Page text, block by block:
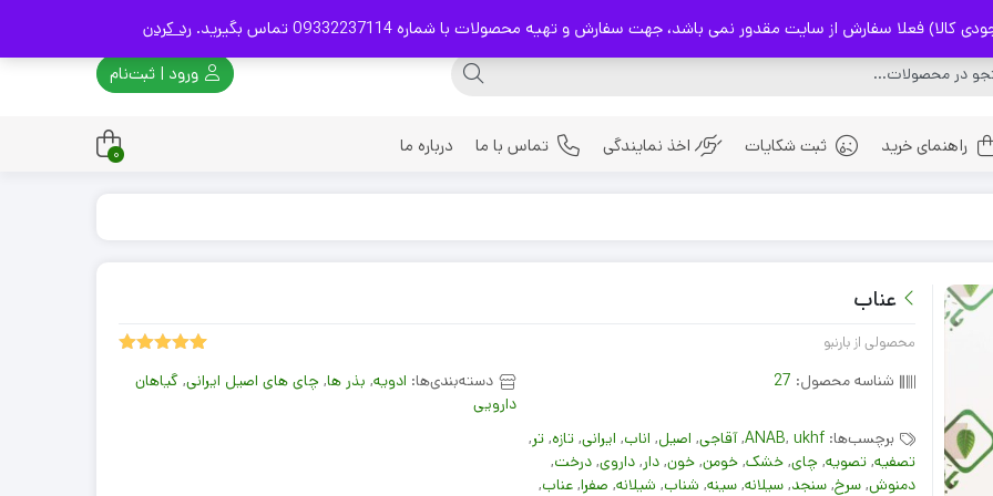
فعلا سفارش از سایت مقدور نمی باشد، جهت سفارش و تهیه محصولات با شماره 09332237114 تماس بگیرید. رد کردن
ورود | ثبت‌نام
راهنمای خرید ثبت شکایات اخذ نمایندگی تماس با ما درباره ما 0
عناب
محصولی از بارنبو
از 5 امتیاز شناسه محصول: 27 دسته‌بندی‌ها: ادویه, بذر ها, چای های اصیل ایرانی, گیاهان
دارویی
برچسب‌ها:
ANAB, ukhf
,آقاجی, اصیل, اناب, ایرانی,تازه,تر,
تصفیه,تصویه, چای,خشک,خومن,خون,دار,داروی,درخت,
دمنوش,سرخ,سنجد,سیلانه,سینه, شناب, شیلانه, صفرا,عناب,